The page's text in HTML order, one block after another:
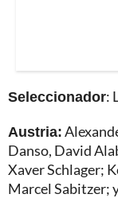
Seleccionador:
Austria:
Danso, David
Xaver Schlager;
Marcel Sabitzer;